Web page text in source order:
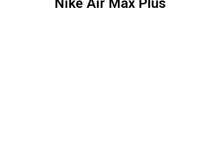
Nike Air Max Plus